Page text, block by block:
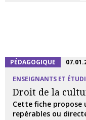
PÉDAGOGIQUE
ENSEIGNANTS ET
Droit de la
Cette fiche propose
repérables ou